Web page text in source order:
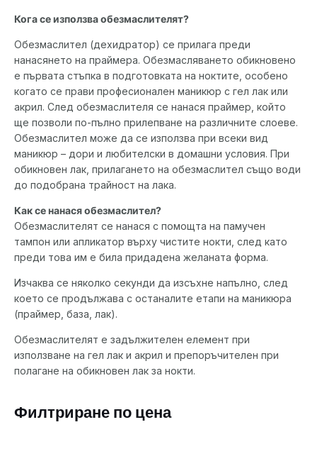
Филтриране по цена
Кога се използва обезмаслителят?
Обезмаслител (дехидратор) се прилага преди
нанасянето на праймера. Обезмасляването обикновено
е първата стъпка в подготовката на ноктите, особено
когато се прави професионален маникюр с гел лак или
акрил. След обезмаслителя се нанася праймер, който
ще позволи по-пълно прилепване на различните слоеве.
Обезмаслител може да се използва при всеки вид
маникюр – дори и любителски в домашни условия. При
обикновен лак, прилагането на обезмаслител също води
до подобрана трайност на лака.
Как се нанася обезмаслител?
Обезмаслителят се нанася с помощта на памучен
тампон или апликатор върху чистите нокти, след като
преди това им е била придадена желаната форма.
Изчаква се няколко секунди да изсъхне напълно, след
което се продължава с останалите етапи на маникюра
(праймер, база, лак).
Обезмаслителят е задължителен елемент при
използване на гел лак и акрил и препоръчителен при
полагане на обикновен лак за нокти.